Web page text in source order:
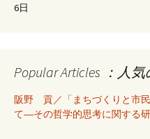
6日
Popular Articles ：人
阪野 貢／「まちづくりと市
て―その哲学的思考に関する